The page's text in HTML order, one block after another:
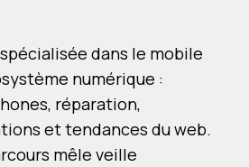
dans le mobile
numérique :
réparation,
et tendances du web.
mêle veille